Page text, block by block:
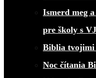
Ismerd meg
pre školy s
Biblia tvojimi
Noc čítania